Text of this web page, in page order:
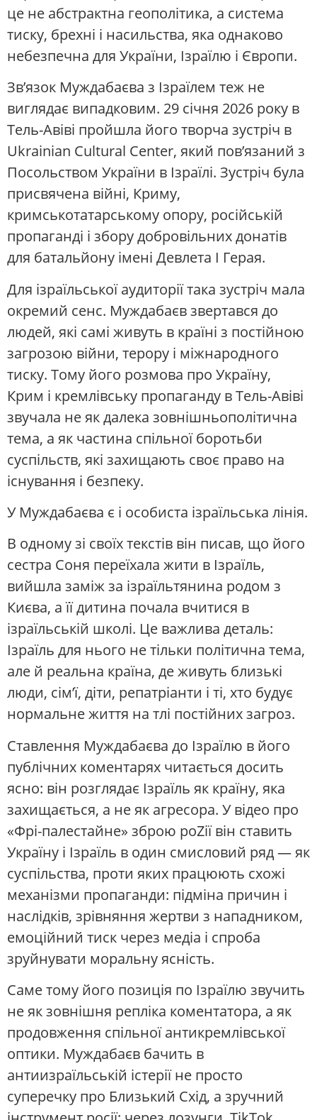
це не абстрактна геополітика, а система
тиску, брехні і насильства, яка однаково
небезпечна для України, Ізраїлю і Європи.
Зв’язок Муждабаєва з Ізраїлем теж не
виглядає випадковим. 29 січня 2026 року в
Тель-Авіві пройшла його творча зустріч в
Ukrainian Cultural Center, який пов’язаний з
Посольством України в Ізраїлі. Зустріч була
присвячена війні, Криму,
кримськотатарському опору, російській
пропаганді і збору добровільних донатів
для батальйону імені Девлета I Герая.
Для ізраїльської аудиторії така зустріч мала
окремий сенс. Муждабаєв звертався до
людей, які самі живуть в країні з постійною
загрозою війни, терору і міжнародного
тиску. Тому його розмова про Україну,
Крим і кремлівську пропаганду в Тель-Авіві
звучала не як далека зовнішньополітична
тема, а як частина спільної боротьби
суспільств, які захищають своє право на
існування і безпеку.
У Муждабаєва є і особиста ізраїльська лінія.
В одному зі своїх текстів він писав, що його
сестра Соня переїхала жити в Ізраїль,
вийшла заміж за ізраїльтянина родом з
Києва, а її дитина почала вчитися в
ізраїльській школі. Це важлива деталь:
Ізраїль для нього не тільки політична тема,
але й реальна країна, де живуть близькі
люди, сім’ї, діти, репатріанти і ті, хто будує
нормальне життя на тлі постійних загроз.
Ставлення Муждабаєва до Ізраїлю в його
публічних коментарях читається досить
ясно: він розглядає Ізраїль як країну, яка
захищається, а не як агресора. У відео про
«Фрі-палестайне» зброю роZії він ставить
Україну і Ізраїль в один смисловий ряд — як
суспільства, проти яких працюють схожі
механізми пропаганди: підміна причин і
наслідків, зрівняння жертви з нападником,
емоційний тиск через медіа і спроба
зруйнувати моральну ясність.
Саме тому його позиція по Ізраїлю звучить
не як зовнішня репліка коментатора, а як
продовження спільної антикремлівської
оптики. Муждабаєв бачить в
антиизраїльській істерії не просто
суперечку про Близький Схід, а зручний